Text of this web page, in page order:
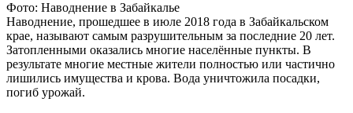
Фото: Наводнение в Забайкалье
Наводнение, прошедшее в июле 2018 года в Забайкальском
крае, называют самым разрушительным за последние 20 лет.
Затопленными оказались многие населённые пункты. В
результате многие местные жители полностью или частично
лишились имущества и крова. Вода уничтожила посадки,
погиб урожай.